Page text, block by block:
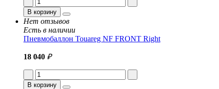
В корзину
Нет отзывов
Есть в наличии
Пневмобаллон Touareg NF FRONT Right
18 040 ₽
В корзину